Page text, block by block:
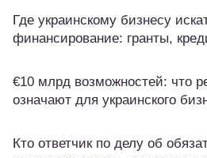
Где украинскому бизнесу
финансирование: гранты,
€10 млрд возможностей: что
означают для украинского
Кто ответчик по делу об